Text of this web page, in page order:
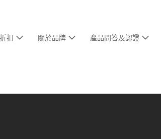
扣 關於品牌 產品問答及認證